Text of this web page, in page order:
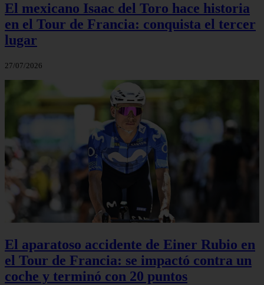
El mexicano Isaac del Toro hace historia
en el Tour de Francia: conquista el tercer
lugar
27/07/2026
El aparatoso accidente de Einer Rubio en
el Tour de Francia: se impactó contra un
coche y terminó con 20 puntos